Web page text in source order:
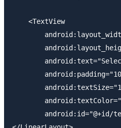
    <TextView
android:id="@+id/